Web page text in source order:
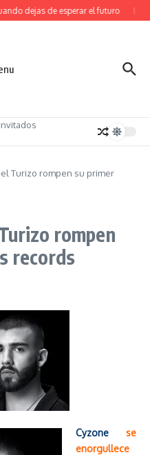
dejas de esperar el futuro El
Invitados
Turizo rompen su primer
rompen
records
Cyzone se
enorgullece